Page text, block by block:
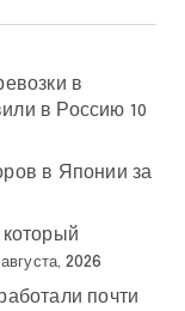
в
в Россию 10
в Японии за
2026
почти